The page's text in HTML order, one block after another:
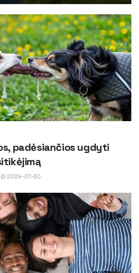
padėsiančios ugdyti
2026-07-30